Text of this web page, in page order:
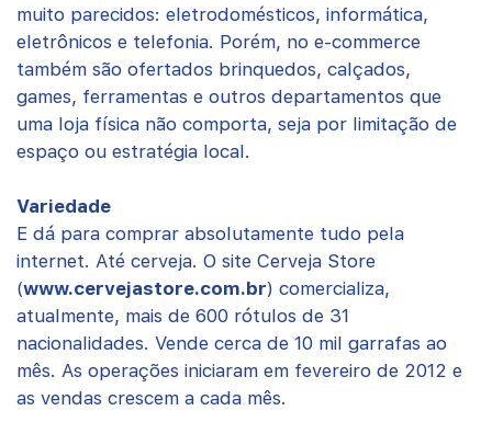
muito parecidos: eletrodomésticos, informática,
eletrônicos e telefonia. Porém, no e-commerce
também são ofertados brinquedos, calçados,
games, ferramentas e outros departamentos que
uma loja física não comporta, seja por limitação de
espaço ou estratégia local.
Variedade
E dá para comprar absolutamente tudo pela
internet. Até cerveja. O site Cerveja Store
(www.cervejastore.com.br) comercializa,
atualmente, mais de 600 rótulos de 31
nacionalidades. Vende cerca de 10 mil garrafas ao
mês. As operações iniciaram em fevereiro de 2012 e
as vendas crescem a cada mês.